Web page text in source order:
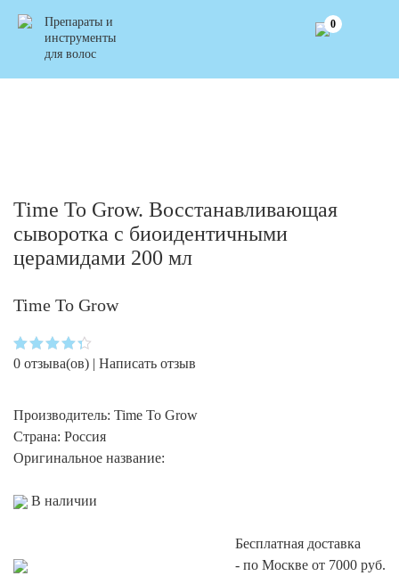
Препараты и
инструменты
для волос
0
Time To Grow. Восстанавливающая
сыворотка с биоидентичными
церамидами 200 мл
Time To Grow
Оценка
0 отзыва(ов) | Написать отзыв
Производитель: Time To Grow
Страна: Россия
Оригинальное название:
В наличии
Бесплатная доставка
- по Москве от 7000 руб.